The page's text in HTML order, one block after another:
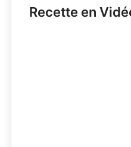
Recette en